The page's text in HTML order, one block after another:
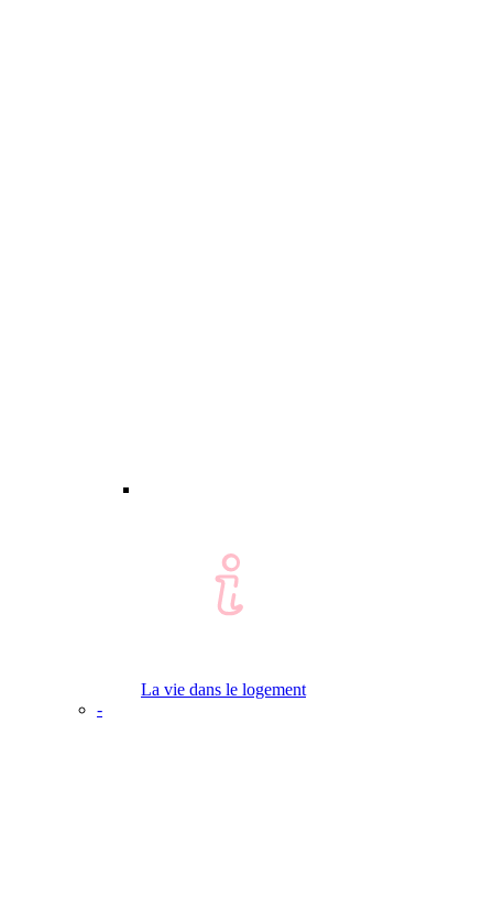
La vie dans le logement
-